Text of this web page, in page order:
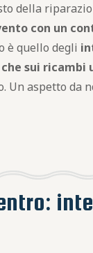
della
con un
è quello degli
sui
Un aspetto da